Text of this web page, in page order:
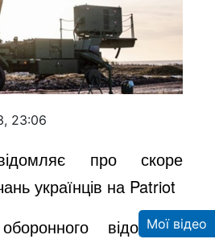
23:06
про скоре
українців на Patriot
відомства
Мої відео